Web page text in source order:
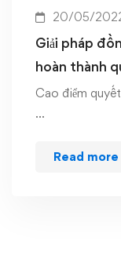
20/05/
Giải pháp
hoàn thành
Cao điểm
…
Read more